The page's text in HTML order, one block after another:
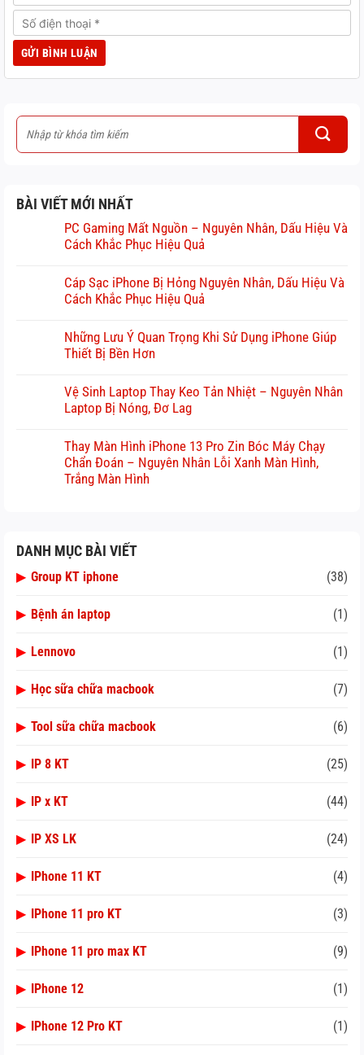
BÀI VIẾT MỚI NHẤT
PC Gaming Mất Nguồn – Nguyên Nhân, Dấu Hiệu Và
Cách Khắc Phục Hiệu Quả
Cáp Sạc iPhone Bị Hỏng Nguyên Nhân, Dấu Hiệu Và
Cách Khắc Phục Hiệu Quả
Những Lưu Ý Quan Trọng Khi Sử Dụng iPhone Giúp
Thiết Bị Bền Hơn
Vệ Sinh Laptop Thay Keo Tản Nhiệt – Nguyên Nhân
Laptop Bị Nóng, Đơ Lag
Thay Màn Hình iPhone 13 Pro Zin Bóc Máy Chạy
Chẩn Đoán – Nguyên Nhân Lỗi Xanh Màn Hình,
Trắng Màn Hình
DANH MỤC BÀI VIẾT
▶ Group KT iphone (38)
▶ Bệnh án laptop (1)
▶ Lennovo (1)
▶ Học sữa chữa macbook (7)
▶ Tool sữa chữa macbook (6)
▶ IP 8 KT (25)
▶ IP x KT (44)
▶ IP XS LK (24)
▶ IPhone 11 KT (4)
▶ IPhone 11 pro KT (3)
▶ IPhone 11 pro max KT (9)
▶ IPhone 12 (1)
▶ IPhone 12 Pro KT (1)